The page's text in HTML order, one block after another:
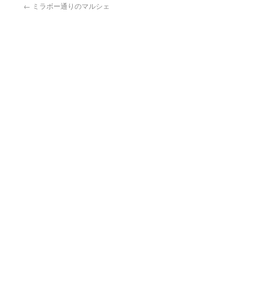
← ミラボー通りのマルシェ